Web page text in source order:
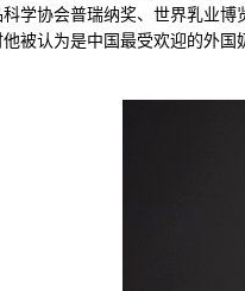
学协会普瑞纳奖、世界乳业
被认为是中国最受欢迎的外国